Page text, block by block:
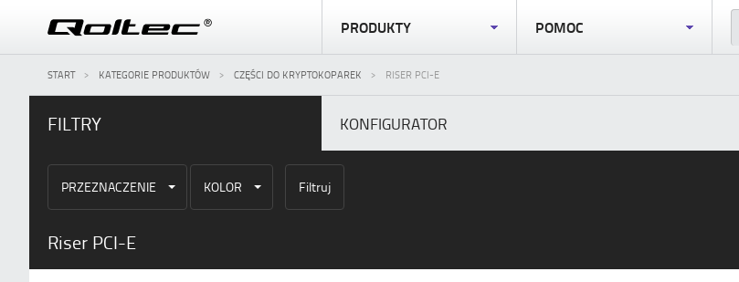
PRODUKTY POMOC
START KATEGORIE PRODUKTÓW CZĘŚCI DO KRYPTOKOPAREK RISER PCI-E
FILTRY KONFIGURATOR
PRZEZNACZENIE KOLOR Filtruj
Riser PCI-E